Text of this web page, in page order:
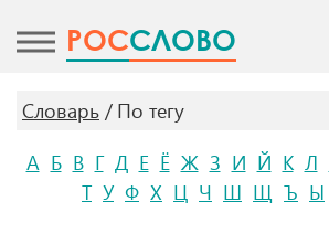
POCСЛОВО
Словарь
По тегу
А Б В Г Д Е Ё Ж З И Й К Л
Т У Ф Х Ц Ч Ш Щ Ъ Ы